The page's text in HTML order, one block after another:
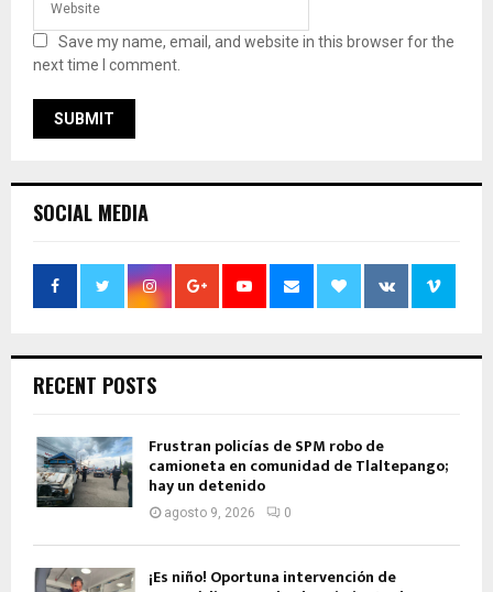
Save my name, email, and website in this browser for the
next time I comment.
SOCIAL MEDIA
RECENT POSTS
Frustran policías de SPM robo de
camioneta en comunidad de Tlaltepango;
hay un detenido
agosto 9, 2026 0
¡Es niño! Oportuna intervención de